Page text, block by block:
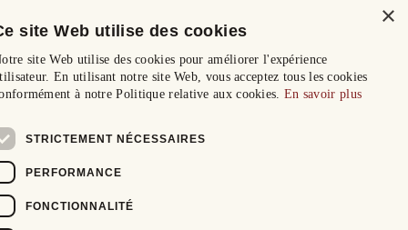
×
site Web utilise des cookies
site Web utilise des cookies pour améliorer l'expérience
En utilisant notre site Web, vous acceptez tous les cookies
à notre Politique relative aux cookies. En savoir plus
STRICTEMENT NÉCESSAIRES
PERFORMANCE
FONCTIONNALITÉ